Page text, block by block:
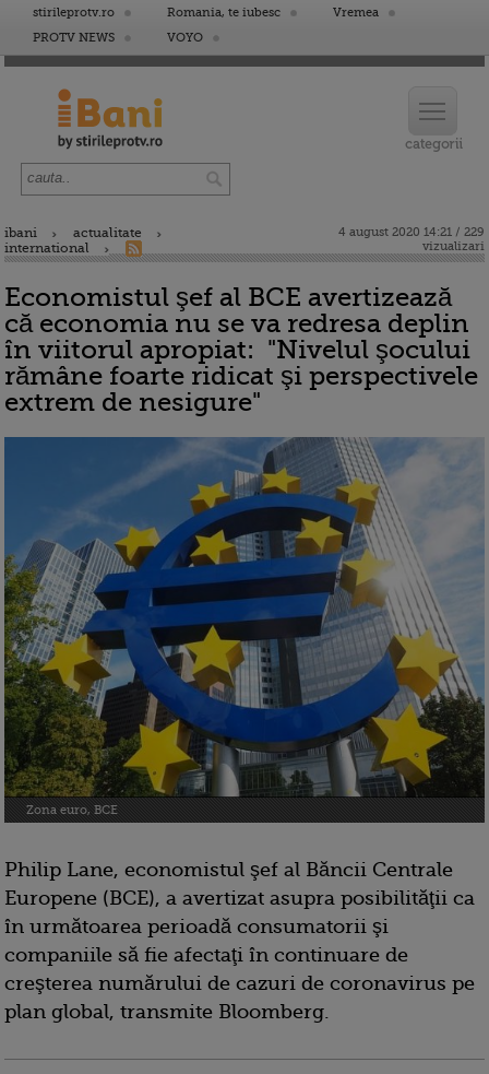
stirileprotv.ro Romania, te iubesc
Vremea
PROTV NEWS
VOYO
ibani
actualitate
international
4 august 2020 14:21 / 229
vizualizari
Economistul şef al BCE avertizează
că economia nu se va redresa deplin
în viitorul apropiat: "Nivelul şocului
rămâne foarte ridicat şi perspectivele
extrem de nesigure"
Zona euro, BCE
Philip Lane, economistul şef al Băncii Centrale
Europene (BCE), a avertizat asupra posibilităţii ca
în următoarea perioadă consumatorii şi
companiile să fie afectaţi în continuare de
creşterea numărului de cazuri de coronavirus pe
plan global, transmite Bloomberg.